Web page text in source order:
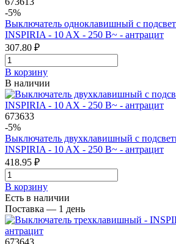
-5%
Выключатель одноклавишный с
INSPIRIA - 10 AX - 250 В~ - антрацит
307.80 ₽
В корзинy
В наличии
673633
-5%
Выключатель двухклавишный с
INSPIRIA - 10 AX - 250 В~ - антрацит
418.95 ₽
В корзинy
Есть в наличии
Поставка — 1 день
673643